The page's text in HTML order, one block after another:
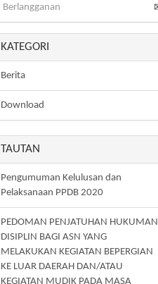
KATEGORI
Berita
Download
TAUTAN
Pengumuman Kelulusan dan
Pelaksanaan PPDB 2020
PEDOMAN PENJATUHAN HUKUMAN
DISIPLIN BAGI ASN YANG
MELAKUKAN KEGIATAN BEPERGIAN
KE LUAR DAERAH DAN/ATAU
KEGIATAN MUDIK PADA MASA